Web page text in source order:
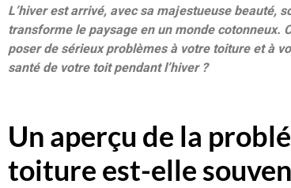
L’hiver est arrivé, avec sa majestueuse beauté,
transforme le paysage en un monde cotonneux.
poser de sérieux problèmes à votre toiture et à
santé de votre toit pendant l’hiver ?
Un aperçu de la
toiture est-elle